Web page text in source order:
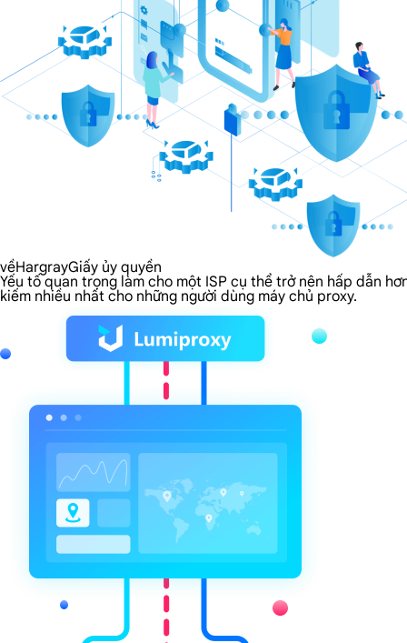
vềHargrayGiấy ủy quyền
Yếu tố quan trọng làm cho một ISP cụ thể trở nên hấp dẫn
kiếm nhiều nhất cho những người dùng máy chủ proxy.